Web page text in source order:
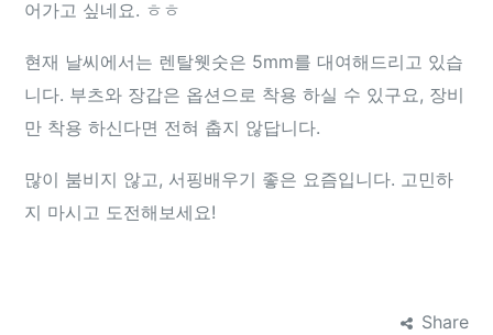
어가고 싶네요. ㅎㅎ
현재 날씨에서는 렌탈웻숫은 5mm를 대여해드리고 있습
니다. 부츠와 장갑은 옵션으로 착용 하실 수 있구요, 장비
만 착용 하신다면 전혀 춥지 않답니다.
많이 붐비지 않고, 서핑배우기 좋은 요즘입니다. 고민하
지 마시고 도전해보세요!
Share